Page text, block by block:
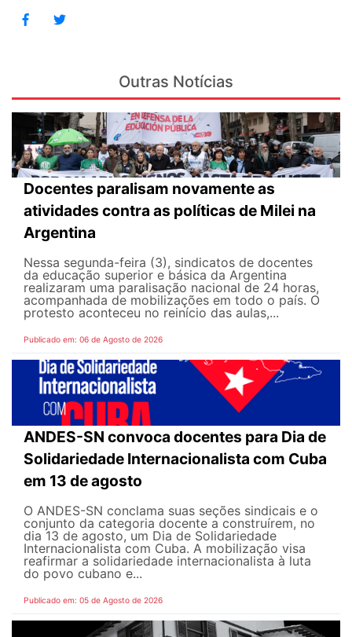
Outras Notícias
Docentes paralisam novamente as
atividades contra as políticas de Milei na
Argentina
Nessa segunda-feira (3), sindicatos de docentes
da educação superior e básica da Argentina
realizaram uma paralisação nacional de 24 horas,
acompanhada de mobilizações em todo o país. O
protesto aconteceu no reinício das aulas,...
Publicado em: 06 de Agosto de 2026
ANDES-SN convoca docentes para Dia de
Solidariedade Internacionalista com Cuba
em 13 de agosto
O ANDES-SN conclama suas seções sindicais e o
conjunto da categoria docente a construírem, no
dia 13 de agosto, um Dia de Solidariedade
Internacionalista com Cuba. A mobilização visa
reafirmar a solidariedade internacionalista à luta
do povo cubano e...
Publicado em: 05 de Agosto de 2026